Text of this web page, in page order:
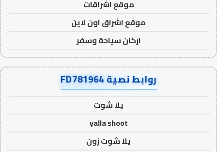
موقع اشراقات
موقع اشراق اون لاين
اركان سياحة وسفر
روابط نصية FD781964
يلا شوت
yalla shoot
يلا شوت زون